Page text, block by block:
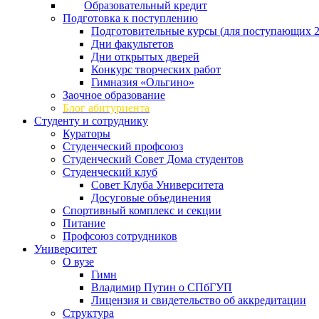
Образовательный кредит
Подготовка к поступлению
Подготовительные курсы (для поступающих
Дни факультетов
Дни открытых дверей
Конкурс творческих работ
Гимназия «Ольгино»
Заочное образование
Блог абитуриента
Студенту и сотруднику
Кураторы
Студенческий профсоюз
Студенческий Совет Дома студентов
Студенческий клуб
Совет Клуба Университета
Досуговые объединения
Спортивный комплекс и секции
Питание
Профсоюз сотрудников
Университет
О вузе
Гимн
Владимир Путин о СПбГУП
Лицензия и свидетельство об аккредитации
Структура